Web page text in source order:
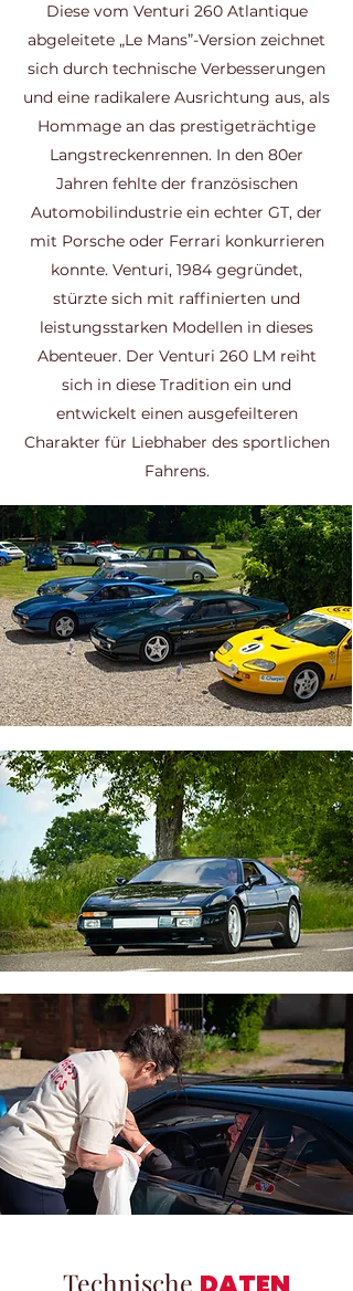
Diese vom Venturi 260 Atlantique
abgeleitete „Le Mans”-Version zeichnet
sich durch technische Verbesserungen
und eine radikalere Ausrichtung aus, als
Hommage an das prestigeträchtige
Langstreckenrennen. In den 80er
Jahren fehlte der französischen
Automobilindustrie ein echter GT, der
mit Porsche oder Ferrari konkurrieren
konnte. Venturi, 1984 gegründet,
stürzte sich mit raffinierten und
leistungsstarken Modellen in dieses
Abenteuer. Der Venturi 260 LM reiht
sich in diese Tradition ein und
entwickelt einen ausgefeilteren
Charakter für Liebhaber des sportlichen
Fahrens.
Technische